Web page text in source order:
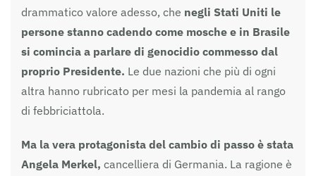
drammatico valore adesso, che negli Stati Uniti le
persone stanno cadendo come mosche e in Brasile
si comincia a parlare di genocidio commesso dal
proprio Presidente. Le due nazioni che più di ogni
altra hanno rubricato per mesi la pandemia al rango
di febbriciattola.
Ma la vera protagonista del cambio di passo è stata
Angela Merkel, cancelliera di Germania. La ragione è